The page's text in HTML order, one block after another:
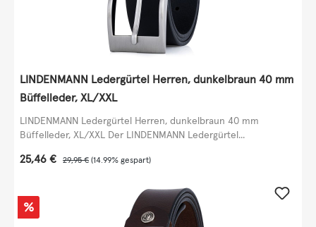
LINDENMANN Ledergürtel Herren, dunkelbraun 40 mm
Büffelleder, XL/XXL
LINDENMANN Ledergürtel Herren, dunkelbraun 40 mm
Büffelleder, XL/XXL Der LINDENMANN Ledergürtel...
Verkaufspreis:
25,46 € Regulärer Preis:
29,95 € (14.99% gespart)
Rabatt
%